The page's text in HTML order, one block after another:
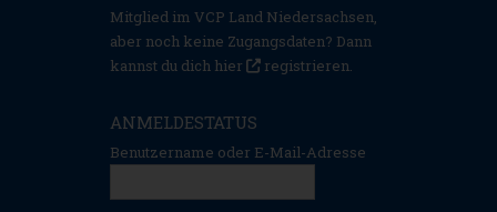
Mitglied im VCP Land Niedersachsen,
aber noch keine Zugangsdaten? Dann
kannst du dich hier
registrieren.
ANMELDESTATUS
Benutzername oder E-Mail-Adresse